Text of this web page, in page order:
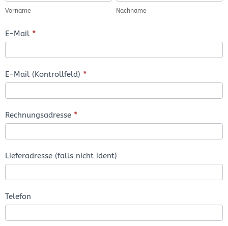
Vorname Nachname
E-Mail *
E-Mail (Kontrollfeld) *
Rechnungsadresse *
Lieferadresse (falls nicht ident)
Telefon